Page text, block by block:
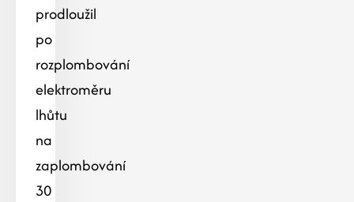
prodloužil
po
rozplombování
elektroměru
lhůtu
na
zaplombování
30